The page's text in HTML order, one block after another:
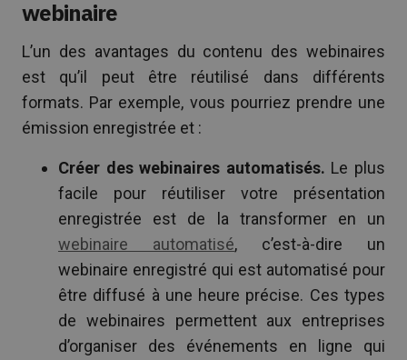
webinaire
L’un des avantages du contenu des webinaires
est qu’il peut être réutilisé dans différents
formats. Par exemple, vous pourriez prendre une
émission enregistrée et :
Créer des webinaires automatisés. Le plus
facile pour réutiliser votre présentation
enregistrée est de la transformer en un
webinaire automatisé, c’est-à-dire un
webinaire enregistré qui est automatisé pour
être diffusé à une heure précise. Ces types
de webinaires permettent aux entreprises
d’organiser des événements en ligne qui